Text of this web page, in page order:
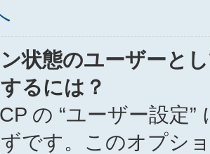
状態のユーザーと
るには？
の “ユーザー設定
です。このオプシ